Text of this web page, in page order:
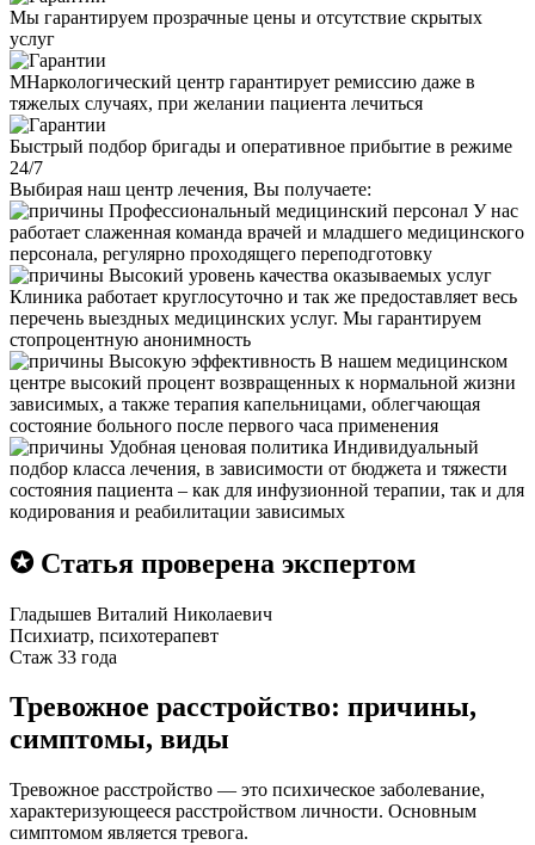
Мы гарантируем прозрачные цены и отсутствие скрытых
услуг
МНаркологический центр гарантирует ремиссию даже в
тяжелых случаях, при желании пациента лечиться
Быстрый подбор бригады и оперативное прибытие в режиме
24/7
Выбирая наш центр лечения, Вы получаете:
Профессиональный медицинский персонал У нас
работает слаженная команда врачей и младшего медицинского
персонала, регулярно проходящего переподготовку
Высокий уровень качества оказываемых услуг
Клиника работает круглосуточно и так же предоставляет весь
перечень выездных медицинских услуг. Мы гарантируем
стопроцентную анонимность
Высокую эффективность В нашем медицинском
центре высокий процент возвращенных к нормальной жизни
зависимых, а также терапия капельницами, облегчающая
состояние больного после первого часа применения
Удобная ценовая политика Индивидуальный
подбор класса лечения, в зависимости от бюджета и тяжести
состояния пациента – как для инфузионной терапии, так и для
кодирования и реабилитации зависимых
✪ Статья проверена экспертом
Гладышев Виталий Николаевич
Психиатр, психотерапевт
Стаж 33 года
Тревожное расстройство: причины,
симптомы, виды
Тревожное расстройство — это психическое заболевание,
характеризующееся расстройством личности. Основным
симптомом является тревога.